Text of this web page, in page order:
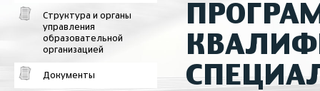
Структура и органы
управления
образовательной
организацией
Документы